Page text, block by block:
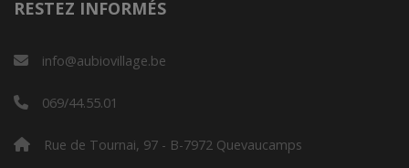
RESTEZ INFORMÉS
info@aubiovillage.be
069/44.55.01
Rue de Tournai, 97 - B-7972 Quevaucamps